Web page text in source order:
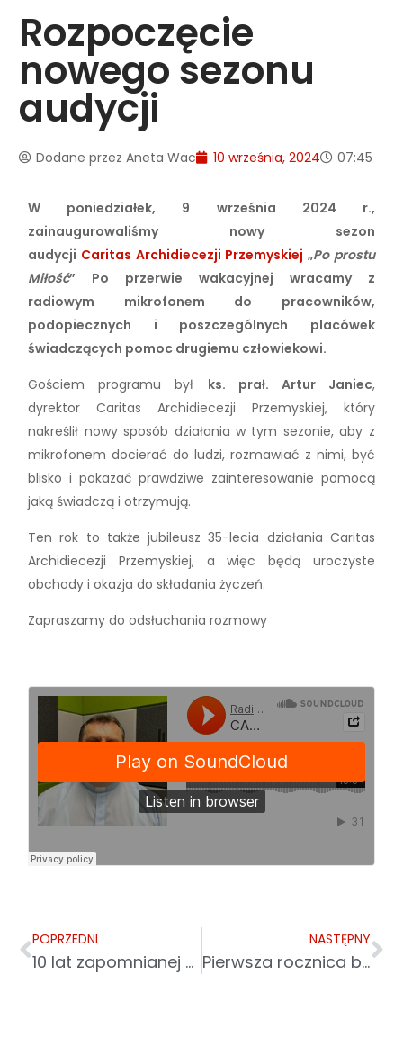
Rozpoczęcie
nowego sezonu
audycji
Dodane przez Aneta Wac 10 września, 2024 07:45
W poniedziałek, 9 września 2024 r.,
zainaugurowaliśmy nowy sezon
audycji Caritas Archidiecezji Przemyskiej „Po prostu
Miłość” Po przerwie wakacyjnej wracamy z
radiowym mikrofonem do pracowników,
podopiecznych i poszczególnych placówek
świadczących pomoc drugiemu człowiekowi.
Gościem programu był ks. prał. Artur Janiec,
dyrektor Caritas Archidiecezji Przemyskiej, który
nakreślił nowy sposób działania w tym sezonie, aby z
mikrofonem docierać do ludzi, rozmawiać z nimi, być
blisko i pokazać prawdziwe zainteresowanie pomocą
jaką świadczą i otrzymują.
Ten rok to także jubileusz 35-lecia działania Caritas
Archidiecezji Przemyskiej, a więc będą uroczyste
obchody i okazja do składania życzeń.
Zapraszamy do odsłuchania rozmowy
POPRZEDNI
10 lat zapomnianej wojny. Caritas Polska i Polska Akcja Humanitarna razem dla Jemenu!
NASTĘPNY
Pierwsza rocznica beatyfikacji bł. Rodziny Ulmów